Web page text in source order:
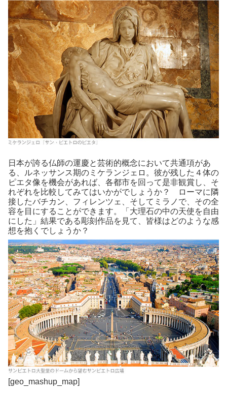
日本が誇る仏師の運慶と芸術的概念において共通項があ
る、ルネッサンス期のミケランジェロ。彼が残した４体の
ピエタ像を機会があれば、各都市を回って是非観賞し、そ
れぞれを比較してみてはいかがでしょうか？ ローマに隣
接したバチカン、フィレンツェ、そしてミラノで、その全
容を目にすることができます。「大理石の中の天使を自由
にした」結果である彫刻作品を見て、皆様はどのような感
想を抱くでしょうか？
[geo_mashup_map]